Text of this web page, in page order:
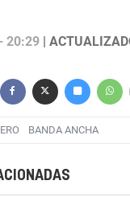
20:29 |
BANDA ANCHA